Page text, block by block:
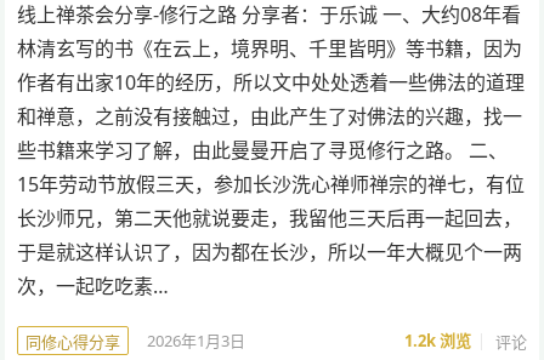
线上禅茶会分享-修行之路 分享者：于乐诚 一、大约08年看
林清玄写的书《在云上，境界明、千里皆明》等书籍，因为
作者有出家10年的经历，所以文中处处透着一些佛法的道理
和禅意，之前没有接触过，由此产生了对佛法的兴趣，找一
些书籍来学习了解，由此曼曼开启了寻觅修行之路。 二、
15年劳动节放假三天，参加长沙洗心禅师禅宗的禅七，有位
长沙师兄，第二天他就说要走，我留他三天后再一起回去，
于是就这样认识了，因为都在长沙，所以一年大概见个一两
次，一起吃吃素…
同修心得分享 2026年1月3日 1.2k浏览 评论